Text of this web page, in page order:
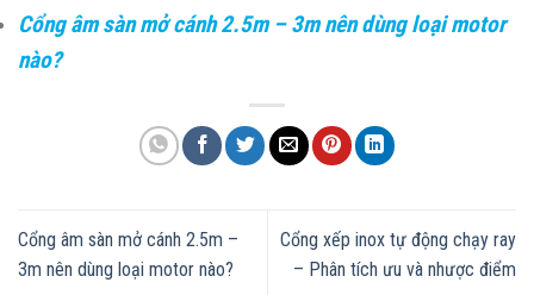
Cổng âm sàn mở cánh 2.5m – 3m nên dùng loại motor
nào?
Cổng âm sàn mở cánh 2.5m –
3m nên dùng loại motor nào?
Cổng xếp inox tự động chạy ray
– Phân tích ưu và nhược điểm